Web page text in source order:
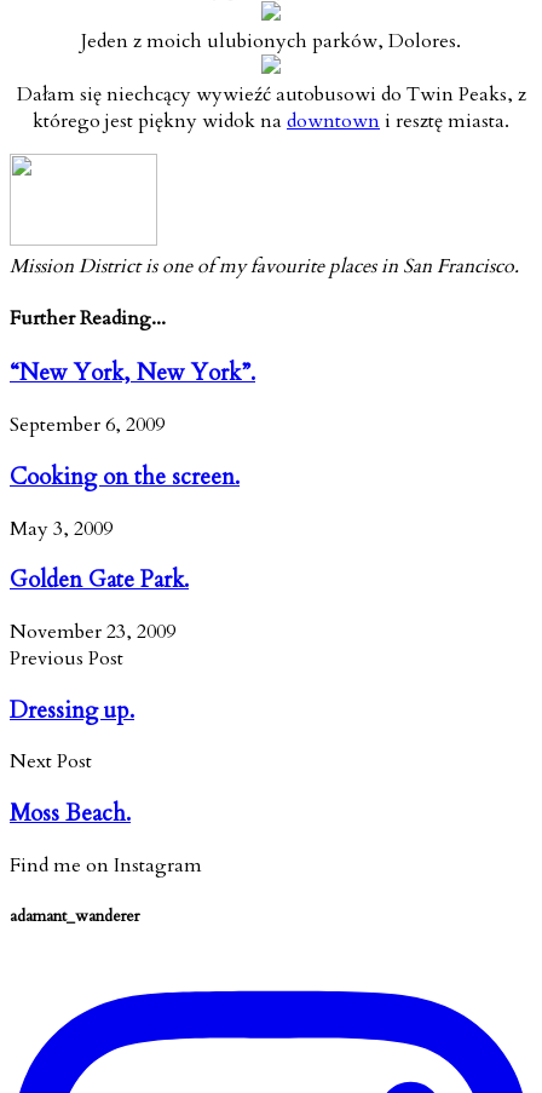
Jeden z moich ulubionych parków, Dolores.
Dałam się niechcący wywieźć autobusowi do Twin Peaks, z
którego jest piękny widok na downtowni resztę miasta.
Mission District is one of my favourite places in San Francisco.
Further Reading...
“New York, New York”.
September 6, 2009
Cooking on the screen.
May 3, 2009
Golden Gate Park.
November 23, 2009
Previous Post
Dressing up.
Next Post
Moss Beach.
Find me on Instagram
adamant_wanderer